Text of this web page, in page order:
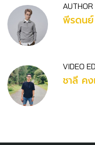
AUTHOR
พีรดนย์
VIDEO
ชาลี ค